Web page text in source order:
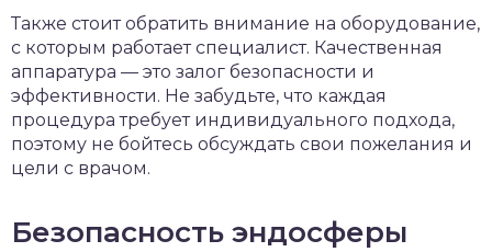
Также стоит обратить внимание на оборудование,
с которым работает специалист. Качественная
аппаратура — это залог безопасности и
эффективности. Не забудьте, что каждая
процедура требует индивидуального подхода,
поэтому не бойтесь обсуждать свои пожелания и
цели с врачом.
Безопасность эндосферы